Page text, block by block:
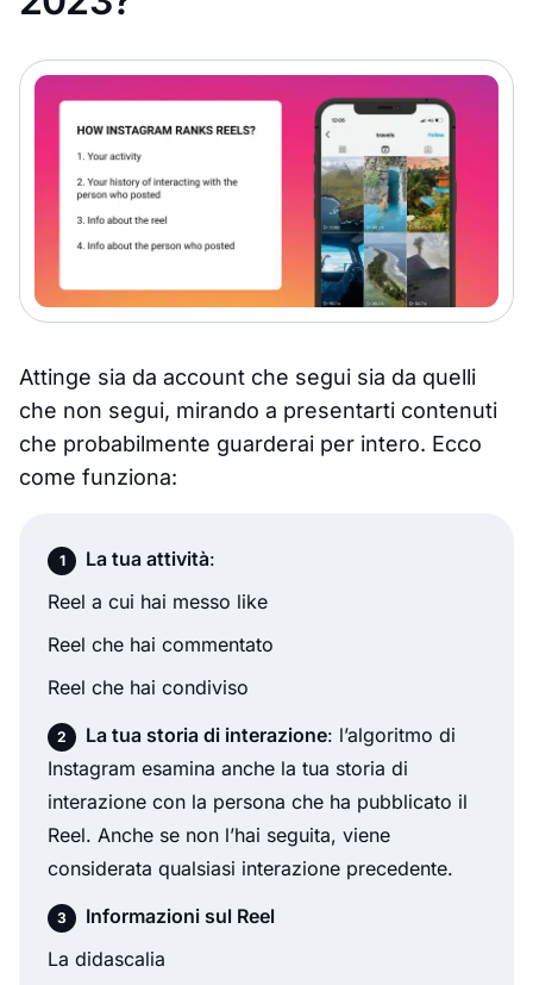
Attinge sia da account che segui sia da quelli
che non segui, mirando a presentarti contenuti
che probabilmente guarderai per intero. Ecco
come funziona:
La tua attività:
Reel a cui hai messo like
Reel che hai commentato
Reel che hai condiviso
La tua storia di interazione: l’algoritmo di
Instagram esamina anche la tua storia di
interazione con la persona che ha pubblicato il
Reel. Anche se non l’hai seguita, viene
considerata qualsiasi interazione precedente.
Informazioni sul Reel
La didascalia